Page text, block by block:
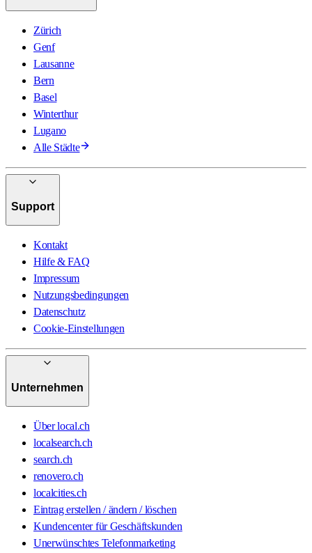
Zürich
Genf
Lausanne
Bern
Basel
Winterthur
Lugano
Alle Städte
Support
Kontakt
Hilfe & FAQ
Impressum
Nutzungsbedingungen
Datenschutz
Cookie-Einstellungen
Unternehmen
Über local.ch
localsearch.ch
search.ch
renovero.ch
localcities.ch
Eintrag erstellen / ändern / löschen
Kundencenter für Geschäftskunden
Unerwünschtes Telefonmarketing